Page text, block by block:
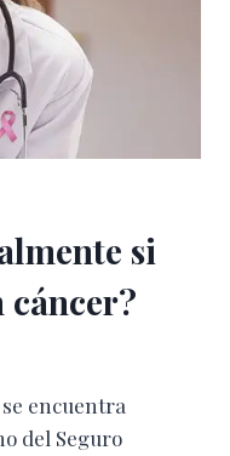
si
encuentra
del Seguro